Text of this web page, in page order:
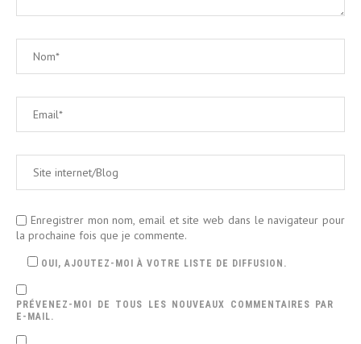
Enregistrer mon nom, email et site web dans le navigateur pour
la prochaine fois que je commente.
OUI, AJOUTEZ-MOI À VOTRE LISTE DE DIFFUSION.
PRÉVENEZ-MOI DE TOUS LES NOUVEAUX COMMENTAIRES PAR
E-MAIL.